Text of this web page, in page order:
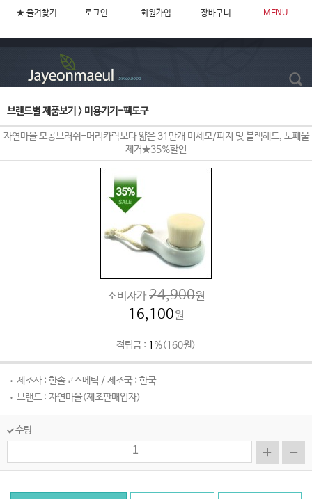
★ 즐겨찾기 로그인 회원가입 장바구니 MENU
브랜드별 제품보기 > 미용기기-팩도구
자연마을 모공브러쉬-머리카락보다 얇은 31만개 미세모/피지 및 블랙헤드, 노폐물
제거★35%할인
소비자가 24,900원
16,100원
적립금 : 1 %(160원)
제조사 : 한솔코스메틱 / 제조국 : 한국
브랜드 : 자연마을(제조판매업자)
수량